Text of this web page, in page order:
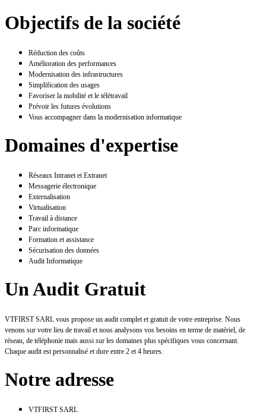
Objectifs de la société
Réduction des coûts
Amélioration des performances
Modernisation des infrastructures
Simplification des usages
Favoriser la mobilité et le télétravail
Prévoir les futures évolutions
Vous accompagner dans la modernisation informatique
Domaines d'expertise
Réseaux Intranet et Extranet
Messagerie électronique
Externalisation
Virtualisation
Travail à distance
Parc informatique
Formation et assistance
Sécurisation des données
Audit Informatique
Un Audit Gratuit
VTFIRST SARL vous propose un audit complet et gratuit de votre entreprise. Nous
venons sur votre lieu de travail et nous analysons vos besoins en terme de matériel, de
réseau, de téléphonie mais aussi sur les domaines plus spécifiques vous concernant.
Chaque audit est personnalisé et dure entre 2 et 4 heures.
Notre adresse
VTFIRST SARL